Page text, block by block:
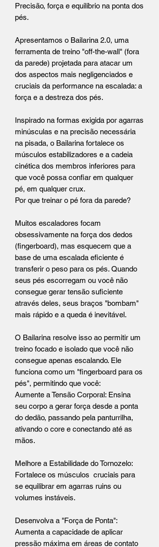
Precisão, força e equilíbrio na ponta dos
pés.
Apresentamos o Bailarina 2.0, uma
ferramenta de treino "off-the-wall" (fora
da parede) projetada para atacar um
dos aspectos mais negligenciados e
cruciais da performance na escalada: a
força e a destreza dos pés.
Inspirado na formas exigida por agarras
minúsculas e na precisão necessária
na pisada, o Bailarina fortalece os
músculos estabilizadores e a cadeia
cinética dos membros inferiores para
que você possa confiar em qualquer
pé, em qualquer crux.
Por que treinar o pé fora da parede?
Muitos escaladores focam
obsessivamente na força dos dedos
(fingerboard), mas esquecem que a
base de uma escalada eficiente é
transferir o peso para os pés. Quando
seus pés escorregam ou você não
consegue gerar tensão suficiente
através deles, seus braços "bombam"
mais rápido e a queda é inevitável.
O Bailarina resolve isso ao permitir um
treino focado e isolado que você não
consegue apenas escalando. Ele
funciona como um "fingerboard para os
pés", permitindo que você:
Aumente a Tensão Corporal: Ensina
seu corpo a gerar força desde a ponta
do dedão, passando pela panturrilha,
ativando o core e conectando até as
mãos.
Melhore a Estabilidade do Tornozelo:
Fortalece os músculos cruciais para
se equilibrar em agarras ruins ou
volumes instáveis.
Desenvolva a "Força de Ponta":
Aumenta a capacidade de aplicar
pressão máxima em áreas de contato